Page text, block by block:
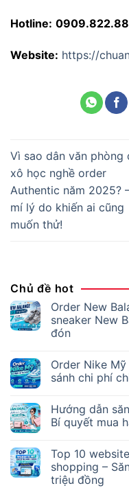
Hotline:
Website: https://
Vì sao dân văn phòng
xô học nghề order
Authentic năm 2025?
mí lý do khiến ai cũng
muốn thử!
Chủ đề hot
Order New
sneaker New
đón
Order Nike
sánh chi phí
Hướng dẫn
Bí quyết mua
Top 10
shopping –
triệu đồng